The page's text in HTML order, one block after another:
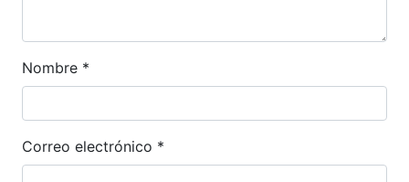
Nombre *
Correo electrónico *